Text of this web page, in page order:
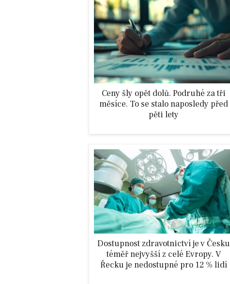
Ceny šly opět dolů. Podruhé za tři
měsíce. To se stalo naposledy před
pěti lety
Dostupnost zdravotnictví je v Česku
téměř nejvyšší z celé Evropy. V
Řecku je nedostupné pro 12 % lidí